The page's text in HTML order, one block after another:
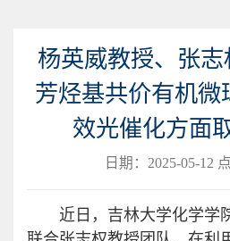
杨英威教授、张
芳烃基共价有机微
效光催化方面
日期：2025-05-12
近日，吉林大学化学学